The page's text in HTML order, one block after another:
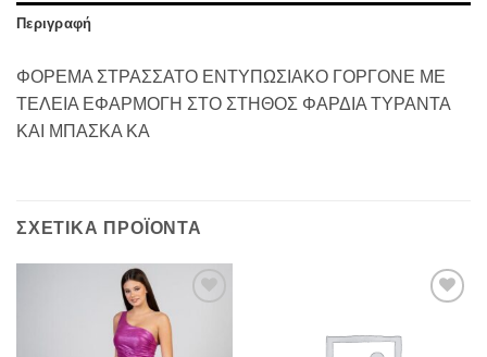
Περιγραφή
ΦΟΡΕΜΑ ΣΤΡΑΣΣΑΤΟ ΕΝΤΥΠΩΣΙΑΚΟ ΓΟΡΓΟΝΕ ΜΕ
ΤΕΛΕΙΑ ΕΦΑΡΜΟΓΗ ΣΤΟ ΣΤΗΘΟΣ ΦΑΡΔΙΑ ΤΥΡΑΝΤΑ
ΚΑΙ ΜΠΑΣΚΑ ΚΑ
ΣΧΕΤΙΚΆ ΠΡΟΪΌΝΤΑ
Προσθήκη
αγαπημένα